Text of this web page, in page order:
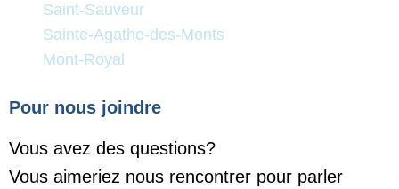
Saint-Sauveur
Sainte-Agathe-des-Monts
Mont-Royal
Pour nous joindre
Vous avez des questions?
Vous aimeriez nous rencontrer pour parler